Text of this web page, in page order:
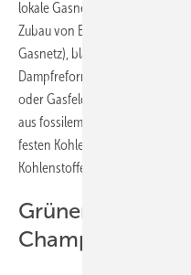
lokale Gasnetz, die Vergasung
Zubau von Biogasanlagen und
Gasnetz), blauen Wasserstoff
Dampfreformierung und
oder Gasfeldern oder
aus fossilem Methan aus
festen Kohlenstoffes als
Kohlenstoffes in der weiteren
Grüner
Champagner